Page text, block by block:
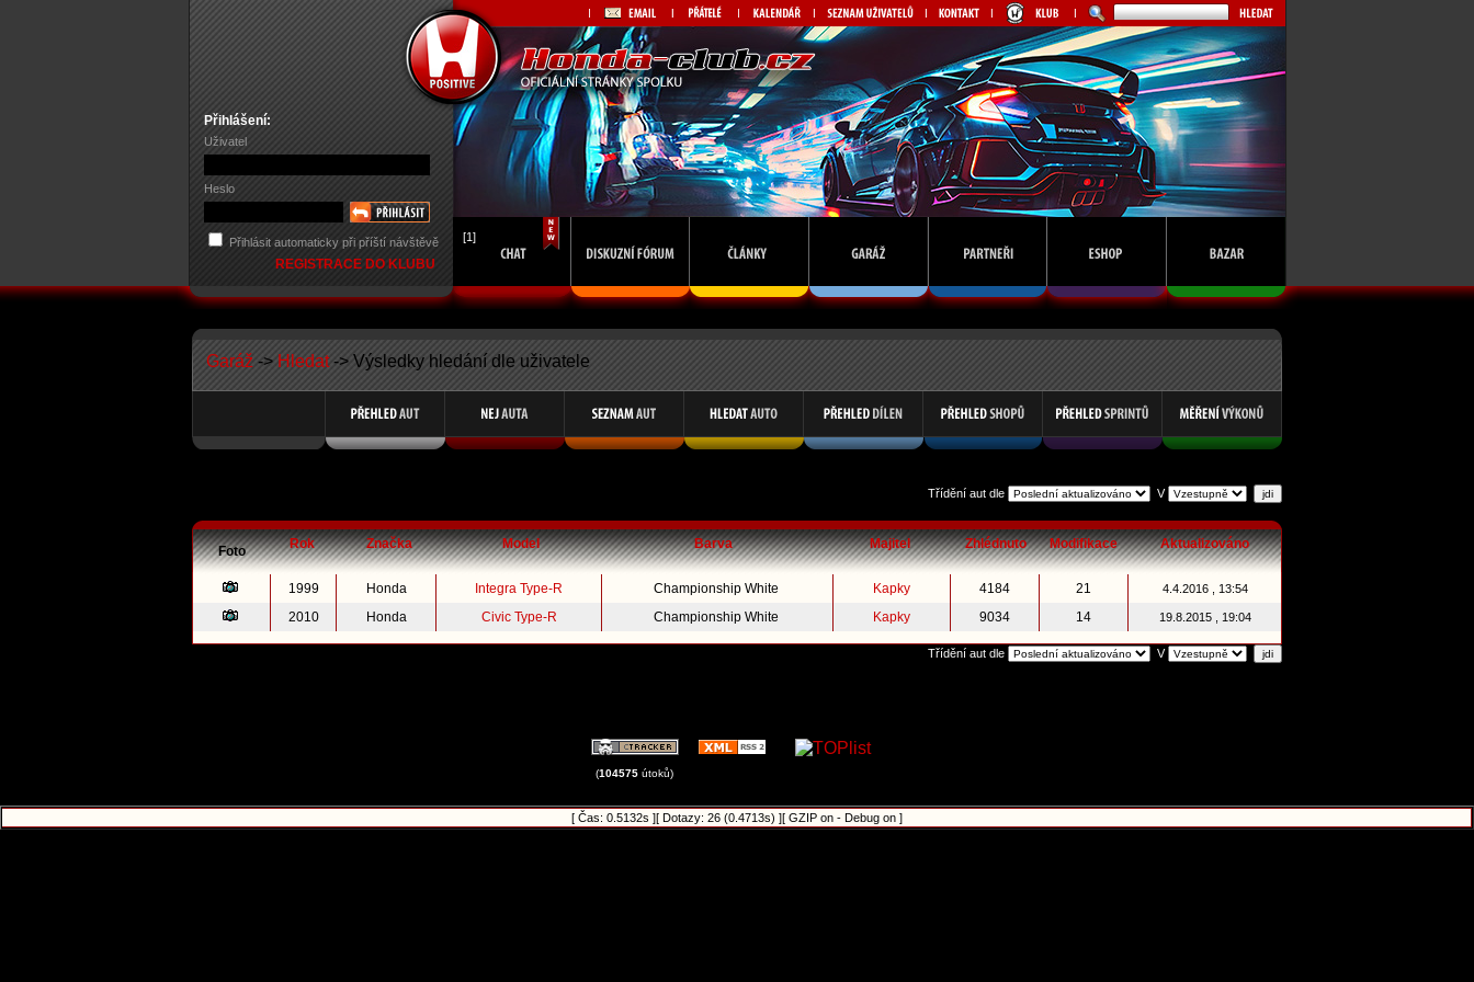
Přihlášení:
Uživatel
Heslo
Přihlásit automaticky při příští návštěvě
REGISTRACE DO KLUBU
[1]
Garáž -> Hledat-> Výsledky hledání dle uživatele
Třídění aut dle V
Foto Rok Značka Model Barva Majitel Zhlédnuto Modifikace Aktualizováno
1999 Honda Integra Type-R Championship White Kapky 4184 21 4.4.2016 , 13:54
2010 Honda Civic Type-R Championship White Kapky 9034 14 19.8.2015 , 19:04
Třídění aut dle V
(104575 útoků)
[ Čas: 0.5132s ][ Dotazy: 26 (0.4713s) ][ GZIP on - Debug on ]